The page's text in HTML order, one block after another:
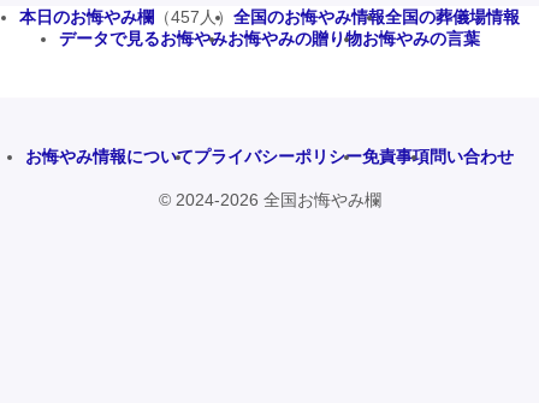
本日のお悔やみ欄 （457人） 全国のお悔やみ情報全国の葬儀場情報
データで見るお悔やみお悔やみの贈り物お悔やみの言葉
お悔やみ情報についてプライバシーポリシー免責事項問い合わせ
© 2024-2026 全国お悔やみ欄